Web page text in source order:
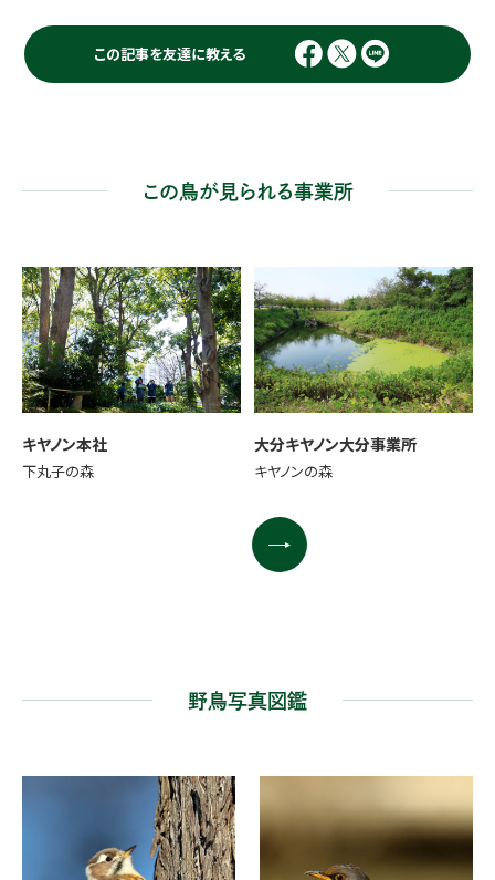
この記事を友達に教える
この鳥が見られる事業所
キヤノン本社
下丸子の森
大分キヤノン大分事業所
キヤノンの森
野鳥写真図鑑